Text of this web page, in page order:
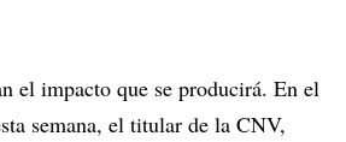
el impacto que se producirá. En el
semana, el titular de la CNV,